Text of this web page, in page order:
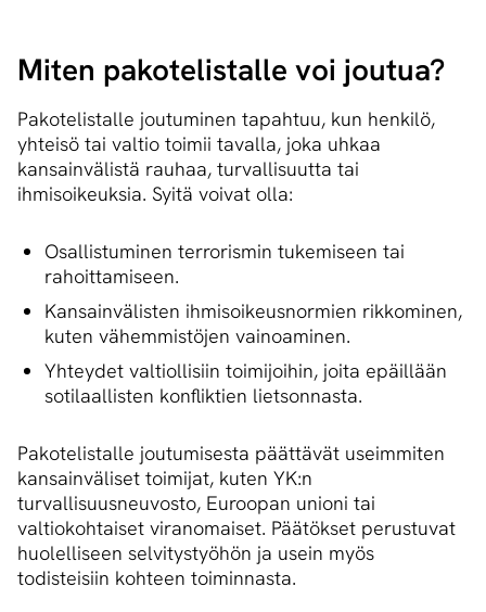
Miten pakotelistalle voi joutua?
Pakotelistalle joutuminen tapahtuu, kun henkilö,
yhteisö tai valtio toimii tavalla, joka uhkaa
kansainvälistä rauhaa, turvallisuutta tai
ihmisoikeuksia. Syitä voivat olla:
Osallistuminen terrorismin tukemiseen tai
rahoittamiseen.
Kansainvälisten ihmisoikeusnormien rikkominen,
kuten vähemmistöjen vainoaminen.
Yhteydet valtiollisiin toimijoihin, joita epäillään
sotilaallisten konfliktien lietsonnasta.
Pakotelistalle joutumisesta päättävät useimmiten
kansainväliset toimijat, kuten YK:n
turvallisuusneuvosto, Euroopan unioni tai
valtiokohtaiset viranomaiset. Päätökset perustuvat
huolelliseen selvitystyöhön ja usein myös
todisteisiin kohteen toiminnasta.